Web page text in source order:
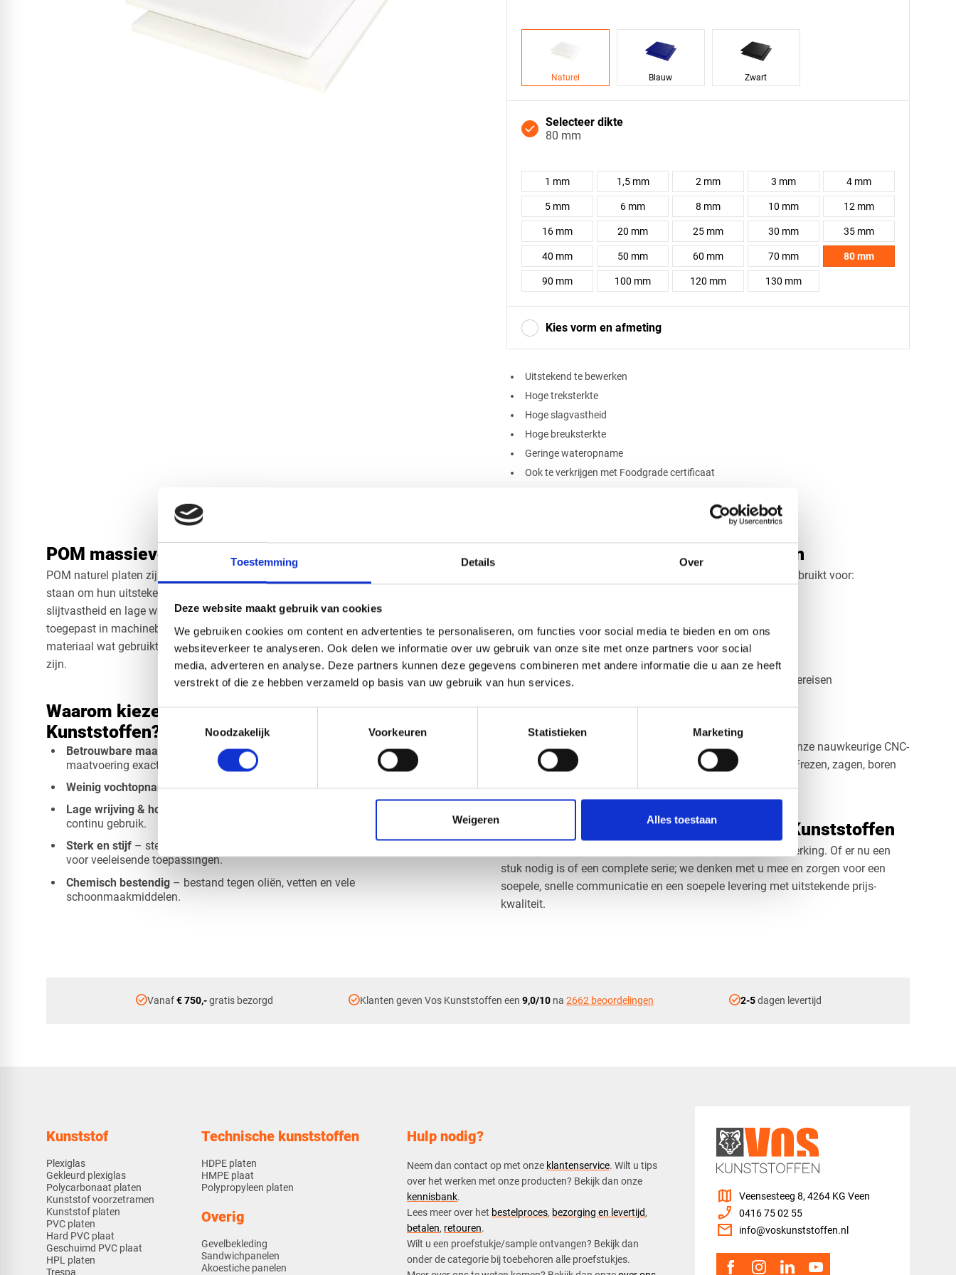
Toestemming Details Over
Deze website maakt gebruik van cookies
We gebruiken cookies om content en advertenties te personaliseren, om functies voor social media te bieden en om ons
websiteverkeer te analyseren. Ook delen we informatie over uw gebruik van onze site met onze partners voor social
media, adverteren en analyse. Deze partners kunnen deze gegevens combineren met andere informatie die u aan ze heeft
verstrekt of die ze hebben verzameld op basis van uw gebruik van hun services.
Toestemmingsselectie
Noodzakelijk
Voorkeuren Statistieken Marketing
Weigeren Alles toestaan
Naturel Blauw Zwart
Selecteer dikte
80 mm
1 mm 1,5 mm 2 mm 3 mm 4 mm
5 mm 6 mm 8 mm 10 mm 12 mm
16 mm 20 mm 25 mm 30 mm 35 mm
40 mm 50 mm 60 mm 70 mm 80 mm
90 mm 100 mm 120 mm 130 mm
Kies vorm en afmeting
Vierkant
Afsnede
Uitstekend te bewerken
Hoge treksterkte
Hoge slagvastheid
Hoge breuksterkte
Geringe wateropname
Ook te verkrijgen met Foodgrade certificaat
POM massieve platen in naturel kleur
POM naturel platen zijn hoogwaardige technische kunststof platen die bekend
staan om hun uitstekende mechanische eigenschappen. Onder andere hoge
slijtvastheid en lage wrijvingscoëfficiënt. Door deze combinatie wordt POM vaak
toegepast in machinebouw, voedingsmiddelenindustrie en transportsector. Een
materiaal wat gebruikt wordt waar precisie, stabiliteit en duurzaamheid essentieel
zijn.
Waarom kiezen voor POM naturel van Vos
Kunststoffen?
Betrouwbare maatvastheid
– ook bij langdurige belasting blijft de
maatvoering exact.
Weinig vochtopname– blijft stabiel in uiteenlopende werkomgevingen.
Lage wrijving & hoge slijtvastheid
continu gebruik.
Sterk en stijf – sterker dan veel standaard kunststoffen, en daardoor geschikt
voor veeleisende toepassingen.
Chemisch bestendig – bestand tegen oliën, vetten en vele
schoonmaakmiddelen.
Toepassingen van POM naturel platen
Door zijn veelzijdigheid worden POM naturel platen vaak gebruikt voor:
Transport- en conveyorconstructies
Montageplaten en constructiedelen
Onderdelen die een lage wrijving en hoge slijtvastheid vereisen
Het bewerken van POM platen
POM C naturel is uitstekend te bewerken. Doormiddel van onze nauwkeurige CNC-
machines maken wij de POM onderdelen precies op maat. Frezen, zagen, boren
Bestel POM naturel op maat bij Vos Kunststoffen
Bij Vos Kunststoffen bepaal jij de dikte, afmetingen en afwerking. Of er nu een
stuk nodig is of een complete serie; we denken met u mee en zorgen voor een
soepele, snelle communicatie en een soepele levering met uitstekende prijs-
kwaliteit.
check_circleVanaf€ 750,-gratis bezorgd check_circleKlanten geven Vos Kunststoffen een 9,0/10 na 2662 beoordelingen check_circle2-5dagen levertijd
Kunststof
Plexiglas
Gekleurd plexiglas
Polycarbonaat platen
Kunststof voorzetramen
Kunststof platen
PVC platen
Hard PVC plaat
Geschuimd PVC plaat
HPL platen
Trespa
Technische kunststoffen
HDPE platen
HMPE plaat
Polypropyleen platen
Overig
Gevelbekleding
Sandwichpanelen
Akoestiche panelen
Hulp nodig?
Neem dan contact op met onze klantenservice. Wilt u tips
over het werken met onze producten? Bekijk dan onze
kennisbank.
​Lees meer over het bestelproces, bezorging en levertijd,
betalen, retouren.​
​Wilt u een proefstukje/sample ontvangen? Bekijk dan
onder de categorie bij toebehoren alle proefstukjes.
map Veensesteeg 8, 4264 KG Veen
phone_enabled 0416 75 02 55
mail info@voskunststoffen.nl